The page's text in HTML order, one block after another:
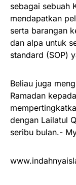
sebagai sebuah
mendapatkan
serta barangan
dan alpa untuk
standard (SOP)
Beliau juga
Ramadan
dengan Lailatul
seribu bulan.-